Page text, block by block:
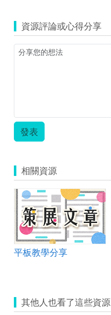
資源評論或心得分享
發表
相關資源
平板教學分享
其他人也看了這些資源